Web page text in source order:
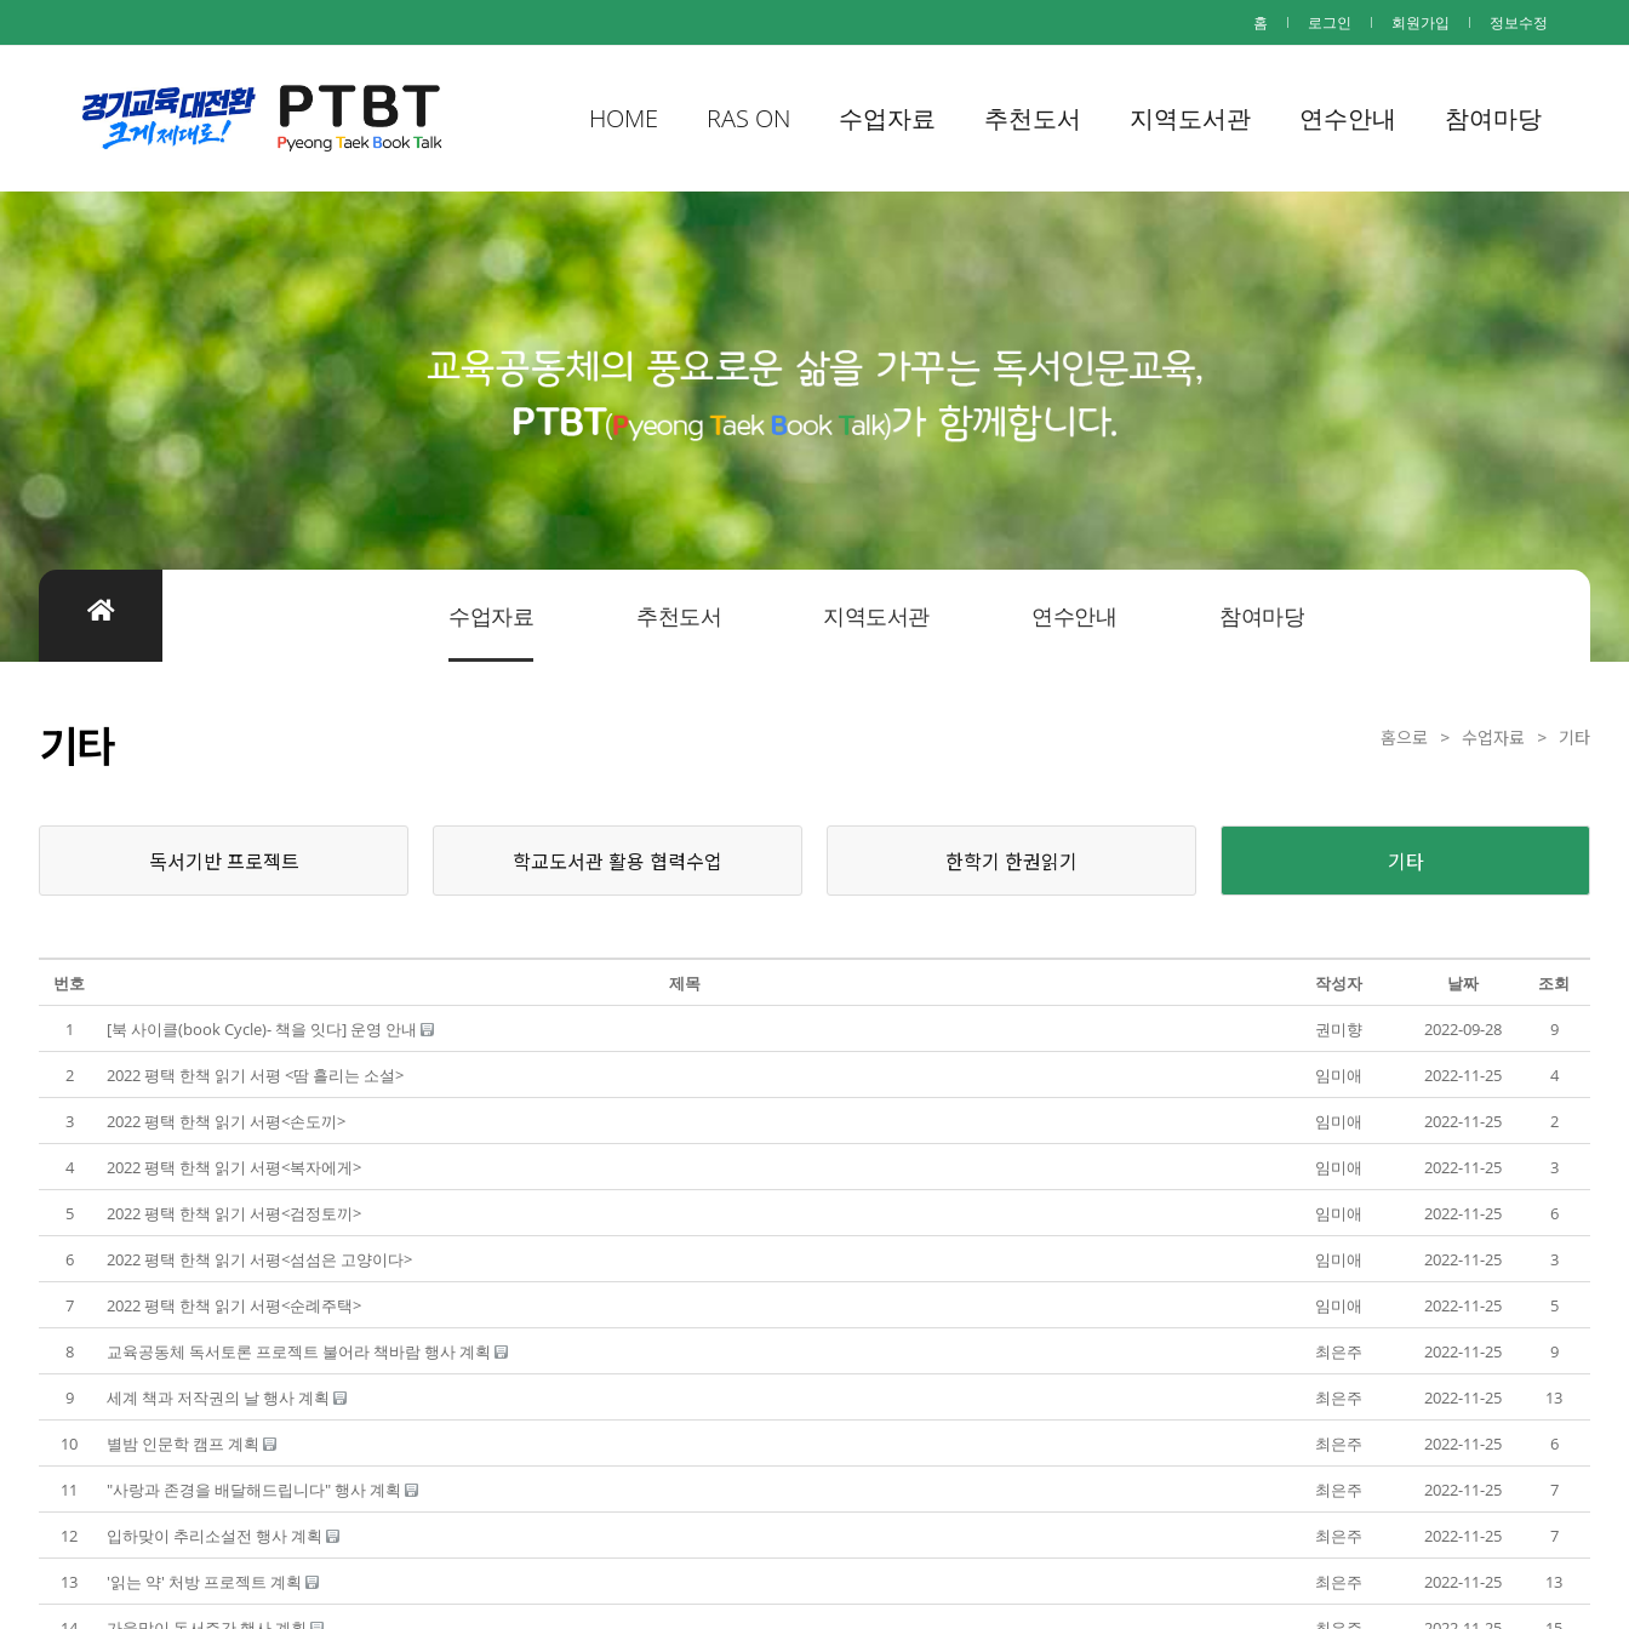
홈 I 로그인 I 회원가입 I 정보수정
HOME RAS ON 수업자료 추천도서 지역도서관 연수안내 참여마당
수업자료 추천도서 지역도서관 연수안내 참여마당
기타 홈으로 > 수업자료 > 기타
독서기반 프로젝트 학교도서관 활용 협력수업 한학기 한권읽기 기타
번호 제목 작성자 날짜 조회
1 [북 사이클(book Cycle)- 책을 잇다] 운영 안내 권미향 2022-09-28 9
2 2022 평택 한책 읽기 서평 <땀 흘리는 소설> 임미애 2022-11-25 4
3 2022 평택 한책 읽기 서평<손도끼> 임미애 2022-11-25 2
4 2022 평택 한책 읽기 서평<복자에게> 임미애 2022-11-25 3
5 2022 평택 한책 읽기 서평<검정토끼> 임미애 2022-11-25 6
6 2022 평택 한책 읽기 서평<섬섬은 고양이다> 임미애 2022-11-25 3
7 2022 평택 한책 읽기 서평<순례주택> 임미애 2022-11-25 5
8 교육공동체 독서토론 프로젝트 불어라 책바람 행사 계획 최은주 2022-11-25 9
9 세계 책과 저작권의 날 행사 계획 최은주 2022-11-25 13
10 별밤 인문학 캠프 계획 최은주 2022-11-25 6
11 "사랑과 존경을 배달해드립니다" 행사 계획 최은주 2022-11-25 7
12 입하맞이 추리소설전 행사 계획 최은주 2022-11-25 7
13 '읽는 약' 처방 프로젝트 계획 최은주 2022-11-25 13